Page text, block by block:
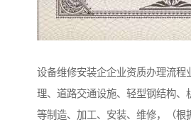
设备维修安装企企业资质办理流程
理、道路交通设施、轻型钢结构、
等制造、加工、安装、维修，（根